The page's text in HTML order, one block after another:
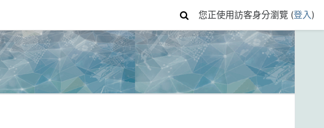
您正使用訪客身分瀏覽 (登入)